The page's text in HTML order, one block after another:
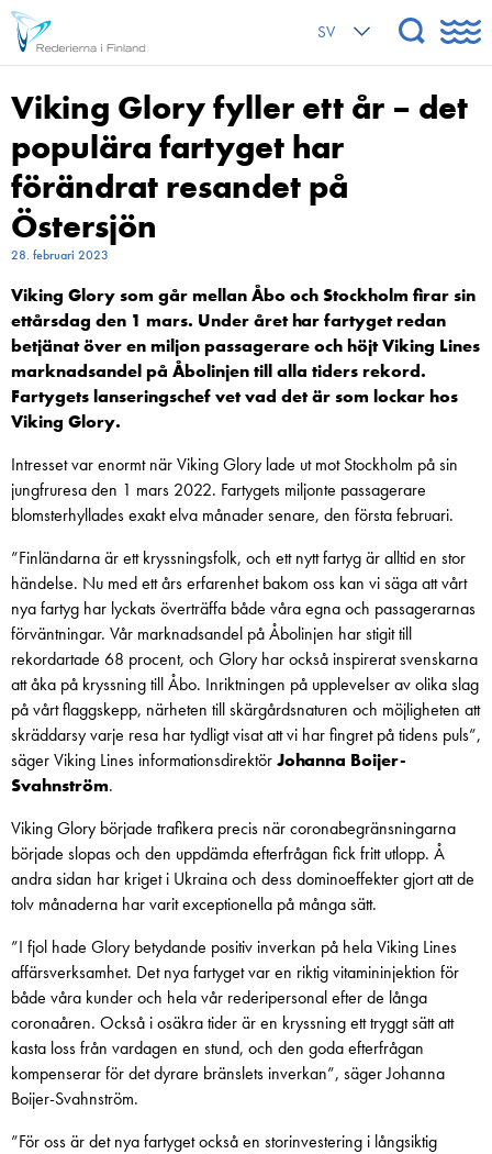
SV
Viking Glory fyller ett år – det
populära fartyget har
förändrat resandet på
Östersjön
28. februari 2023
Viking Glory som går mellan Åbo och Stockholm firar sin
ettårsdag den 1 mars. Under året har fartyget redan
betjänat över en miljon passagerare och höjt Viking Lines
marknadsandel på Åbolinjen till alla tiders rekord.
Fartygets lanseringschef vet vad det är som lockar hos
Viking Glory.
Intresset var enormt när Viking Glory lade ut mot Stockholm på sin
jungfruresa den 1 mars 2022. Fartygets miljonte passagerare
blomsterhyllades exakt elva månader senare, den första februari.
”Finländarna är ett kryssningsfolk, och ett nytt fartyg är alltid en stor
händelse. Nu med ett års erfarenhet bakom oss kan vi säga att vårt
nya fartyg har lyckats överträffa både våra egna och passagerarnas
förväntningar. Vår marknadsandel på Åbolinjen har stigit till
rekordartade 68 procent, och Glory har också inspirerat svenskarna
att åka på kryssning till Åbo. Inriktningen på upplevelser av olika slag
på vårt flaggskepp, närheten till skärgårdsnaturen och möjligheten att
skräddarsy varje resa har tydligt visat att vi har fingret på tidens puls”,
säger Viking Lines informationsdirektörJohanna Boijer-
Svahnström.
Viking Glory började trafikera precis när coronabegränsningarna
började slopas och den uppdämda efterfrågan fick fritt utlopp. Å
andra sidan har kriget i Ukraina och dess dominoeffekter gjort att de
tolv månaderna har varit exceptionella på många sätt.
”I fjol hade Glory betydande positiv inverkan på hela Viking Lines
affärsverksamhet. Det nya fartyget var en riktig vitamininjektion för
både våra kunder och hela vår rederipersonal efter de långa
coronaåren. Också i osäkra tider är en kryssning ett tryggt sätt att
kasta loss från vardagen en stund, och den goda efterfrågan
kompenserar för det dyrare bränslets inverkan”, säger Johanna
Boijer-Svahnström.
”För oss är det nya fartyget också en storinvestering i långsiktig